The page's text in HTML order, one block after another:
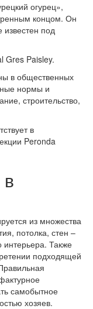
огурец»,
концом. Он
известен под
Gres Paisley.
в общественных
нормы и
строительство,
в
Peronda
из множества
потолка, стен –
интерьера. Также
подходящей
самобытное
хозяев.